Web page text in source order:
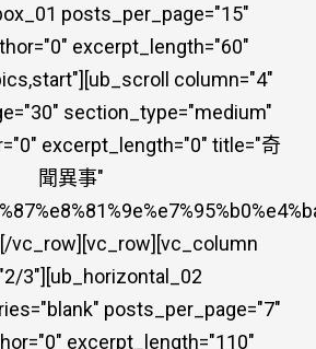
posts_per_page="15"
excerpt_length="60"
column="4"
section_type="medium"
excerpt_length="0" title="奇
聞異事"
vc_row][vc_row][vc_column
3"][ub_horizontal_02
posts_per_page="7"
excerpt_length="110"